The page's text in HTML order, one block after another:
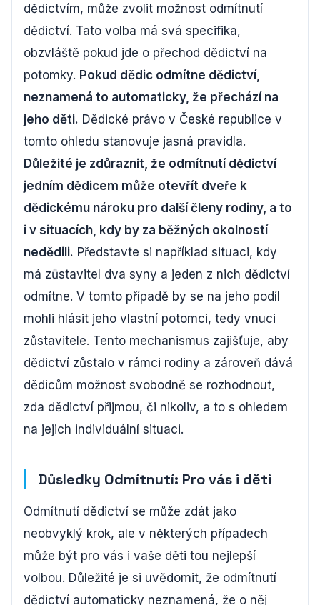
dědictvím, může zvolit možnost odmítnutí
dědictví. Tato volba má svá specifika,
obzvláště pokud jde o přechod dědictví na
potomky. Pokud dědic odmítne dědictví,
neznamená to automaticky, že přechází na
jeho děti. Dědické právo v České republice v
tomto ohledu stanovuje jasná pravidla.
Důležité je zdůraznit, že odmítnutí dědictví
jedním dědicem může otevřít dveře k
dědickému nároku pro další členy rodiny, a to
i v situacích, kdy by za běžných okolností
nedědili. Představte si například situaci, kdy
má zůstavitel dva syny a jeden z nich dědictví
odmítne. V tomto případě by se na jeho podíl
mohli hlásit jeho vlastní potomci, tedy vnuci
zůstavitele. Tento mechanismus zajišťuje, aby
dědictví zůstalo v rámci rodiny a zároveň dává
dědicům možnost svobodně se rozhodnout,
zda dědictví přijmou, či nikoliv, a to s ohledem
na jejich individuální situaci.
Důsledky Odmítnutí: Pro vás i děti
Odmítnutí dědictví se může zdát jako
neobvyklý krok, ale v některých případech
může být pro vás i vaše děti tou nejlepší
volbou. Důležité je si uvědomit, že odmítnutí
dědictví automaticky neznamená, že o něj